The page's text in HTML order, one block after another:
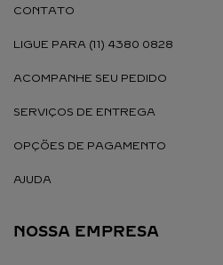
CONTATO
LIGUE PARA (11) 4380 0828
ACOMPANHE SEU PEDIDO
SERVIÇOS DE ENTREGA
OPÇÕES DE PAGAMENTO
AJUDA
NOSSA EMPRESA